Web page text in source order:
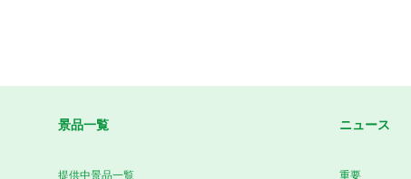
景品一覧
提供中景品一覧
ニュース
重要